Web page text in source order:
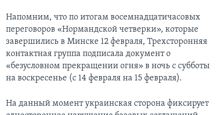
Напомним, что по итогам восемнадцатичасовых
переговоров «Нормандской четверки», которые
завершились в Минске 12 февраля, Трехсторонняя
контактная группа подписала документ о
«безусловном прекращении огня» в ночь с субботы
на воскресенье (с 14 февраля на 15 февраля).
На данный момент украинская сторона фиксирует